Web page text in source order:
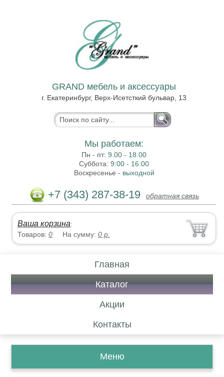
GRAND мебель и аксессуары
г. Екатеринбург, Верх-Исетсткий бульвар, 13
Мы работаем:
Пн - пт:9.00 - 18.00
Суббота:9:00 - 16:00
Воскресенье - выходной
+7 (343) 287-38-19 обратная связь
Ваша корзина:
Товаров:0 На сумму:0 р.
Главная
Каталог
Акции
Контакты
Меню